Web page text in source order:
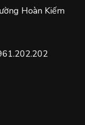
Hoàn Kiếm